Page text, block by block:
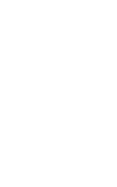
o aderență puternică și
lucrări de bricolaj,
un plus de eleganță
spațiu. Fabricate din
și curate. Datorită